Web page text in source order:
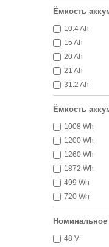
Ёмкость
10.4 Ah
15 Ah
20 Ah
21 Ah
31.2 Ah
Ёмкость
1008 Wh
1200 Wh
1260 Wh
1872 Wh
499 Wh
720 Wh
48 V